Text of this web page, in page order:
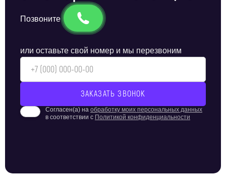
Позвоните
или оставьте свой номер и мы перезвоним
Согласен(а) на обработку моих персональных данных
в соответствии с Политикой конфиденциальности